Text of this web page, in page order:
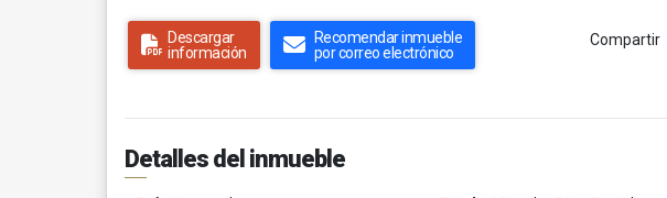
Descargar
información
Recomendar inmueble
por correo electrónico
Compartir
Detalles del inmueble